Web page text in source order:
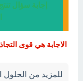
إجابة سؤال
الاجابة هي قوى
للمزيد من